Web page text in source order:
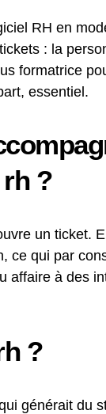
RH en
: la
formatrice
essentiel.
?
un ticket.
ce qui par
affaire à des
?
générait du